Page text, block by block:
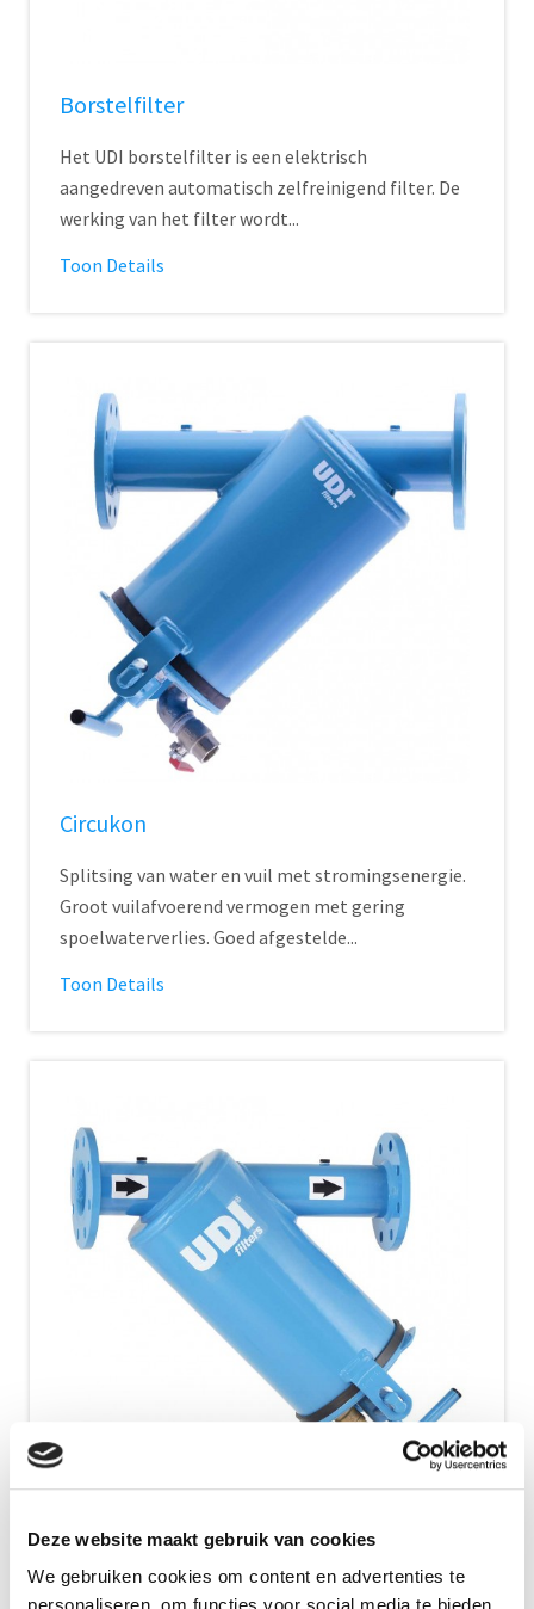
Deze website maakt gebruik van cookies
We gebruiken cookies om content en advertenties te
Borstelfilter
Het UDI borstelfilter is een elektrisch
aangedreven automatisch zelfreinigend filter. De
werking van het filter wordt...
Toon Details
Circukon
Splitsing van water en vuil met stromingsenergie.
Groot vuilafvoerend vermogen met gering
spoelwaterverlies. Goed afgestelde...
Toon Details
Controlefilters 1900 serie
Controlefilters worden veelal als